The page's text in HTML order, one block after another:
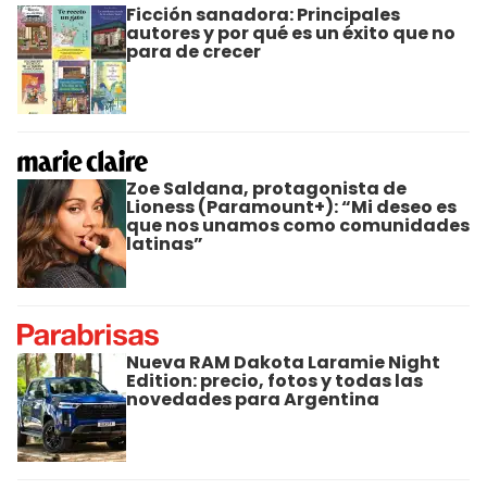
Ficción sanadora: Principales
autores y por qué es un éxito que no
para de crecer
Zoe Saldana, protagonista de
Lioness (Paramount+): “Mi deseo es
que nos unamos como comunidades
latinas”
Nueva RAM Dakota Laramie Night
Edition: precio, fotos y todas las
novedades para Argentina